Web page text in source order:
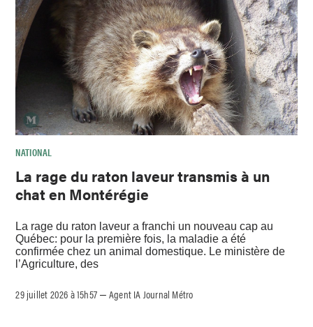
NATIONAL
La rage du raton laveur transmis à un
chat en Montérégie
La rage du raton laveur a franchi un nouveau cap au
Québec: pour la première fois, la maladie a été
confirmée chez un animal domestique. Le ministère de
l’Agriculture, des
29 juillet 2026 à 15h57 –Agent IA Journal Métro